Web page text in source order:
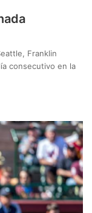
Franklin
consecutivo en la